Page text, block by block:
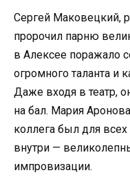
Сергей Маковецкий,
пророчил парню
в Алексее поражало
огромного таланта и
Даже входя в театр,
на бал. Мария
коллега был для всех
внутри —
импровизации.